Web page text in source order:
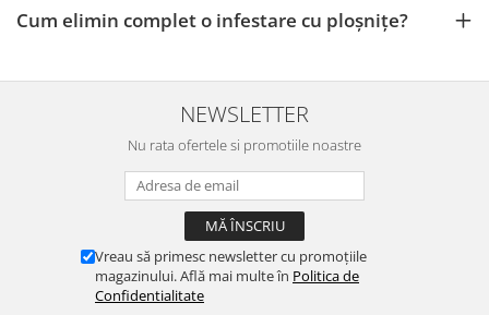
Cum elimin complet o infestare cu ploșnițe?
NEWSLETTER
Nu rata ofertele si promotiile noastre
Vreau să primesc newsletter cu promoțiile
magazinului. Află mai multe în Politica de
Confidentialitate